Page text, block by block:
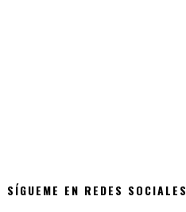
SÍGUEME EN REDES SOCIALES